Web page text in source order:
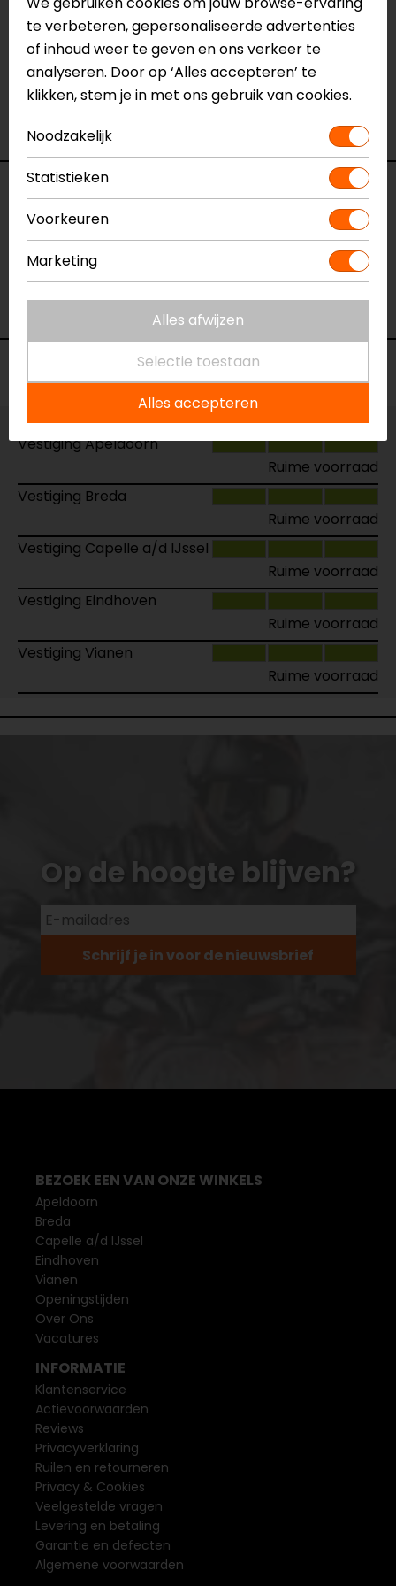
Neem dancontactmet ons op of kom langs in één
vanonze winkelsin Breda, Capelle aan den IJssel,
Eindhoven, Vianen of Apeldoorn. In de winkels kun je
het product bekijken & passen en staan onze
verkoopmedewerkers voor je klaar met advies.
universele telefoonhouders.
Specificaties
Naam
Universal Interface SPC+
Model
52625
Merk
SP Connect
Vestiging Apeldoorn
Ruime voorraad
Vestiging Breda
Ruime voorraad
Vestiging Capelle a/d IJssel
Ruime voorraad
Vestiging Eindhoven
Ruime voorraad
Vestiging Vianen
Ruime voorraad
Op de hoogte blijven?
Schrijf je in voor de nieuwsbrief
te verbeteren, gepersonaliseerde advertenties
of inhoud weer te geven en ons verkeer te
analyseren. Door op ‘Alles accepteren’ te
klikken, stem je in met ons gebruik van cookies.
Noodzakelijk
Statistieken
Voorkeuren
Marketing
Alles afwijzen
Selectie toestaan
Alles accepteren
BEZOEK EEN VAN ONZE WINKELS
Apeldoorn
Breda
Capelle a/d IJssel
Eindhoven
Vianen
Openingstijden
Over Ons
Vacatures
INFORMATIE
Klantenservice
Actievoorwaarden
Reviews
Privacyverklaring
Ruilen en retourneren
Privacy & Cookies
Veelgestelde vragen
Levering en betaling
Garantie en defecten
Algemene voorwaarden